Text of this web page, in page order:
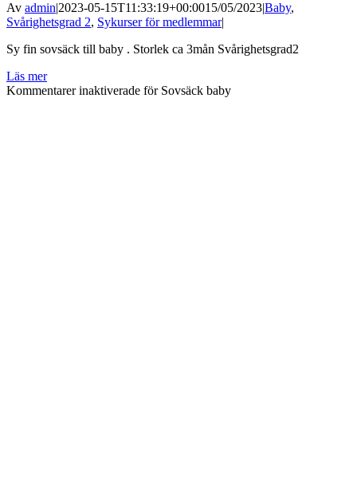
Av admin|2023-05-15T11:33:19+00:0015/05/2023|Baby,
Svårighetsgrad 2, Sykurser för medlemmar|
Sy fin sovsäck till baby . Storlek ca 3mån Svårighetsgrad2
Läs mer
Kommentarer inaktiverade för Sovsäck baby